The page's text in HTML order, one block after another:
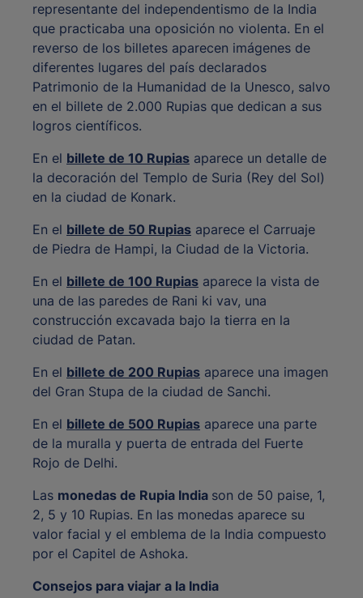
representante del independentismo de la India
que practicaba una oposición no violenta. En el
reverso de los billetes aparecen imágenes de
diferentes lugares del país declarados
Patrimonio de la Humanidad de la Unesco, salvo
en el billete de 2.000 Rupias que dedican a sus
logros científicos.
En el billete de 10 Rupias aparece un detalle de
la decoración del Templo de Suria (Rey del Sol)
en la ciudad de Konark.
En el billete de 50 Rupias aparece el Carruaje
de Piedra de Hampi, la Ciudad de la Victoria.
En el billete de 100 Rupias aparece la vista de
una de las paredes de Rani ki vav, una
construcción excavada bajo la tierra en la
ciudad de Patan.
En el billete de 200 Rupias aparece una imagen
del Gran Stupa de la ciudad de Sanchi.
En el billete de 500 Rupias aparece una parte
de la muralla y puerta de entrada del Fuerte
Rojo de Delhi.
Las monedas de Rupia India son de 50 paise, 1,
2, 5 y 10 Rupias. En las monedas aparece su
valor facial y el emblema de la India compuesto
por el Capitel de Ashoka.
Consejos para viajar a la India